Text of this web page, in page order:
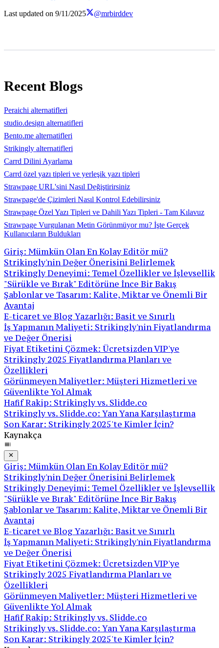
Last updated on 9/11/2025 @mrbirddev
Recent Blogs
Peraichi alternatifleri
studio.design alternatifleri
Bento.me alternatifleri
Strikingly alternatifleri
Carrd Dilini Ayarlama
Carrd özel yazı tipleri ve yerleşik yazı tipleri
Strawpage URL'sini Nasıl Değiştirirsiniz
Strawpage'de Çizimleri Nasıl Kontrol Edebilirsiniz
Strawpage Özel Yazı Tipleri ve Dahili Yazı Tipleri - Tam Kılavuz
Strawpage Vurgulanan Metin Görünmüyor mu? İşte Gerçek
Kullanıcıların Buldukları
Giriş: Mümkün Olan En Kolay Editör mü?
Strikingly'nin Değer Önerisini Belirlemek
Strikingly Deneyimi: Temel Özellikler ve İşlevsellik
"Sürükle ve Bırak" Editörüne İnce Bir Bakış
Şablonlar ve Tasarım: Kalite, Miktar ve Önemli Bir
Avantaj
E-ticaret ve Blog Yazarlığı: Basit ve Sınırlı
İş Yapmanın Maliyeti: Strikingly'nin Fiyatlandırma
ve Değer Önerisi
Fiyat Etiketini Çözmek: Ücretsizden VIP'ye
Strikingly 2025 Fiyatlandırma Planları ve
Özellikleri
Görünmeyen Maliyetler: Müşteri Hizmetleri ve
Güvenlikte Yol Almak
Hafif Rakip: Strikingly vs. Slidde.co
Strikingly vs. Slidde.co: Yan Yana Karşılaştırma
Son Karar: Strikingly 2025'te Kimler İçin?
Kaynakça
Giriş: Mümkün Olan En Kolay Editör mü?
Strikingly'nin Değer Önerisini Belirlemek
Strikingly Deneyimi: Temel Özellikler ve İşlevsellik
"Sürükle ve Bırak" Editörüne İnce Bir Bakış
Şablonlar ve Tasarım: Kalite, Miktar ve Önemli Bir
Avantaj
E-ticaret ve Blog Yazarlığı: Basit ve Sınırlı
İş Yapmanın Maliyeti: Strikingly'nin Fiyatlandırma
ve Değer Önerisi
Fiyat Etiketini Çözmek: Ücretsizden VIP'ye
Strikingly 2025 Fiyatlandırma Planları ve
Özellikleri
Görünmeyen Maliyetler: Müşteri Hizmetleri ve
Güvenlikte Yol Almak
Hafif Rakip: Strikingly vs. Slidde.co
Strikingly vs. Slidde.co: Yan Yana Karşılaştırma
Son Karar: Strikingly 2025'te Kimler İçin?